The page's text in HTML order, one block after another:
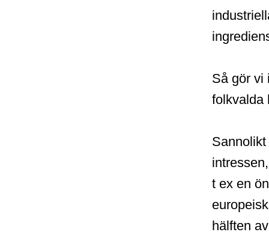
Så gör vi
folkvalda
intressen,
t ex en
hälften